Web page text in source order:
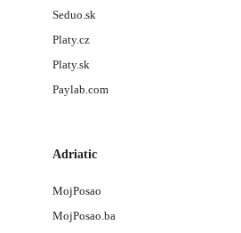
Seduo.sk
Platy.cz
Platy.sk
Paylab.com
Adriatic
MojPosao
MojPosao.ba